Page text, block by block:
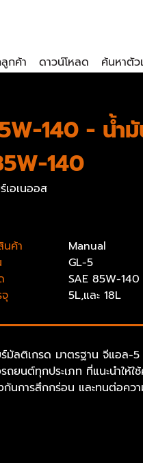
กค้า ดาวน์โหลด ค้นหาตัว
140 - น้ำ
140
เอเนออส
ค้า
Manual
GL-5
SAE 85W-140
5L,และ 18L
มัลติเกรด มาตรฐาน จีแอล-
ถยนต์ทุกประเภท ที่แนะนำให้
นการสึกกร่อน และทนต่อคว